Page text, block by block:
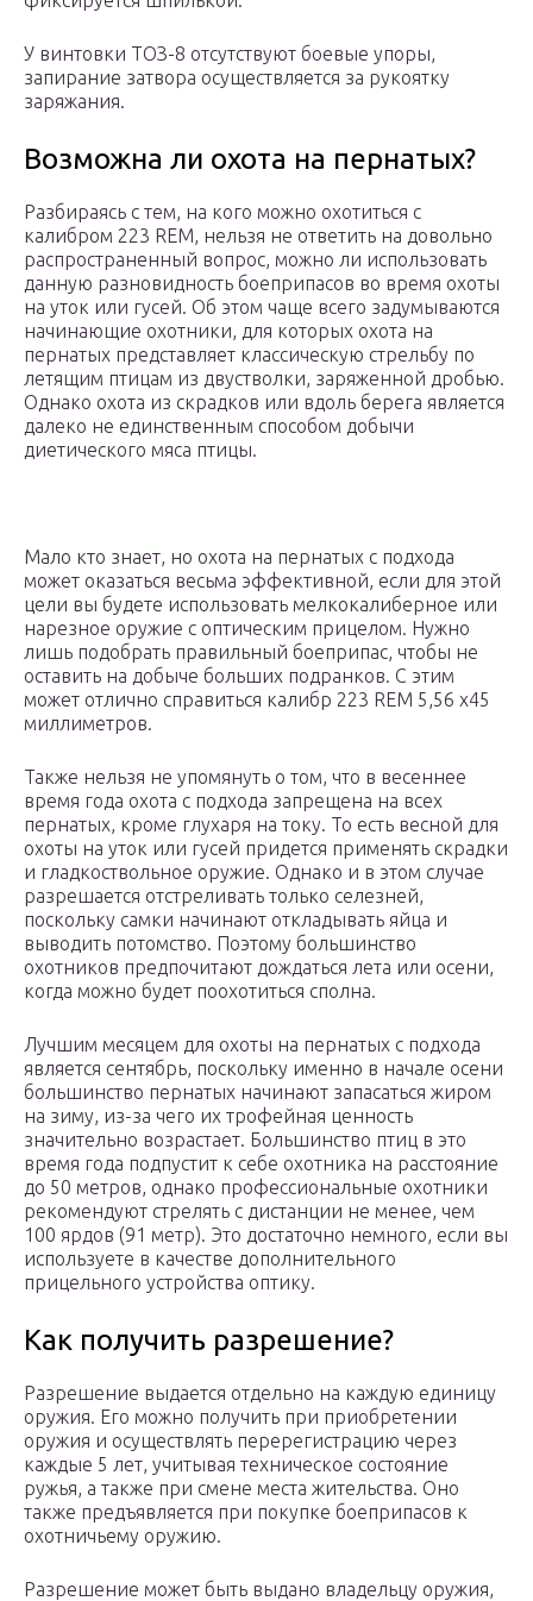
У винтовки ТОЗ-8 отсутствуют боевые упоры,
запирание затвора осуществляется за рукоятку
заряжания.
Возможна ли охота на пернатых?
Разбираясь с тем, на кого можно охотиться с
калибром 223 REM, нельзя не ответить на довольно
распространенный вопрос, можно ли использовать
данную разновидность боеприпасов во время охоты
на уток или гусей. Об этом чаще всего задумываются
начинающие охотники, для которых охота на
пернатых представляет классическую стрельбу по
летящим птицам из двустволки, заряженной дробью.
Однако охота из скрадков или вдоль берега является
далеко не единственным способом добычи
диетического мяса птицы.
Мало кто знает, но охота на пернатых с подхода
может оказаться весьма эффективной, если для этой
цели вы будете использовать мелкокалиберное или
нарезное оружие с оптическим прицелом. Нужно
лишь подобрать правильный боеприпас, чтобы не
оставить на добыче больших подранков. С этим
может отлично справиться калибр 223 REM 5,56 х45
миллиметров.
Также нельзя не упомянуть о том, что в весеннее
время года охота с подхода запрещена на всех
пернатых, кроме глухаря на току. То есть весной для
охоты на уток или гусей придется применять скрадки
и гладкоствольное оружие. Однако и в этом случае
разрешается отстреливать только селезней,
поскольку самки начинают откладывать яйца и
выводить потомство. Поэтому большинство
охотников предпочитают дождаться лета или осени,
когда можно будет поохотиться сполна.
Лучшим месяцем для охоты на пернатых с подхода
является сентябрь, поскольку именно в начале осени
большинство пернатых начинают запасаться жиром
на зиму, из-за чего их трофейная ценность
значительно возрастает. Большинство птиц в это
время года подпустит к себе охотника на расстояние
до 50 метров, однако профессиональные охотники
рекомендуют стрелять с дистанции не менее, чем
100 ярдов (91 метр). Это достаточно немного, если вы
используете в качестве дополнительного
прицельного устройства оптику.
Как получить разрешение?
Разрешение выдается отдельно на каждую единицу
оружия. Его можно получить при приобретении
оружия и осуществлять перерегистрацию через
каждые 5 лет, учитывая техническое состояние
ружья, а также при смене места жительства. Оно
также предъявляется при покупке боеприпасов к
охотничьему оружию.
Разрешение может быть выдано владельцу оружия,